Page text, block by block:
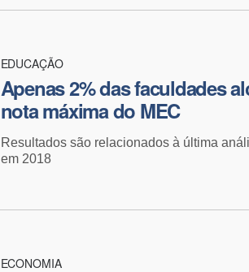
EDUCAÇÃO
Apenas 2% das faculdades
nota máxima do MEC
Resultados são relacionados à última
em 2018
ECONOMIA